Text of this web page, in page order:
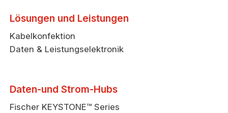
Lösungen und Leistungen
Kabelkonfektion
Daten & Leistungselektronik
Daten-und Strom-Hubs
Fischer KEYSTONE™ Series